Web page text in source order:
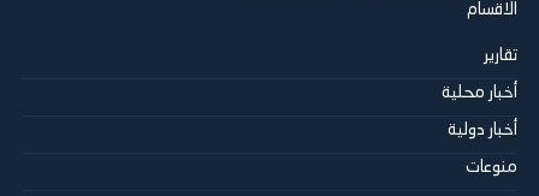
الاقسام
تقارير
أخبار محلية
أخبار دولية
منوعات